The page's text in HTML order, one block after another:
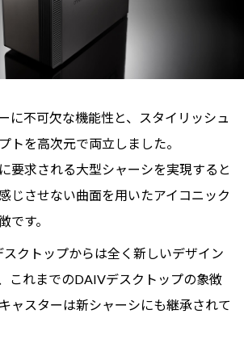
に不可欠な機能性と、スタイリッシュ
トを高次元で両立しました。
要求される大型シャーシを実現すると
じさせない曲面を用いたアイコニック
です。
クトップからは全く新しいデザイン
これまでのDAIVデスクトップの象徴
ャスターは新シャーシにも継承されて